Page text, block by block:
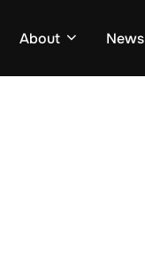
About News